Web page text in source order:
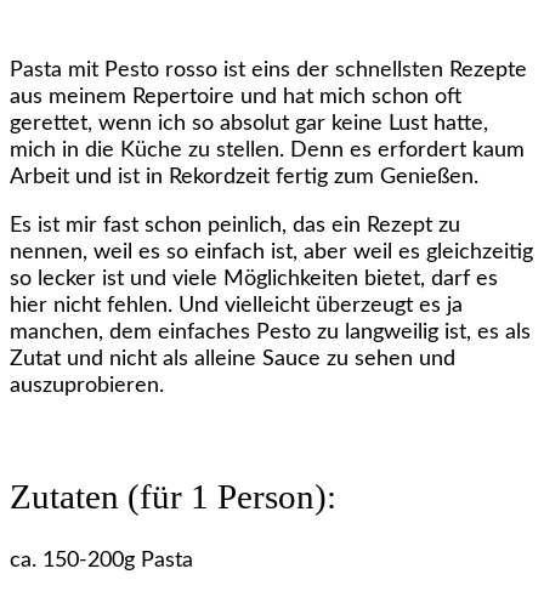
Pasta mit Pesto rosso ist eins der schnellsten Rezepte
aus meinem Repertoire und hat mich schon oft
gerettet, wenn ich so absolut gar keine Lust hatte,
mich in die Küche zu stellen. Denn es erfordert kaum
Arbeit und ist in Rekordzeit fertig zum Genießen.
Es ist mir fast schon peinlich, das ein Rezept zu
nennen, weil es so einfach ist, aber weil es gleichzeitig
so lecker ist und viele Möglichkeiten bietet, darf es
hier nicht fehlen. Und vielleicht überzeugt es ja
manchen, dem einfaches Pesto zu langweilig ist, es als
Zutat und nicht als alleine Sauce zu sehen und
auszuprobieren.
Zutaten (für 1 Person):
ca. 150-200g Pasta